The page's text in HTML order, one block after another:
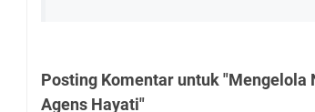
Posting Komentar untuk "Mengelola
Agens Hayati"